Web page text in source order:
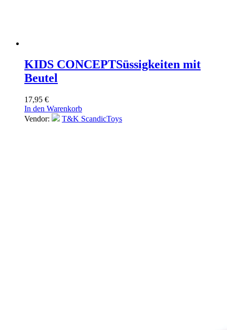
KIDS CONCEPTSüssigkeiten mit
Beutel
17,95 €
In den Warenkorb
Vendor:
T&K ScandicToys